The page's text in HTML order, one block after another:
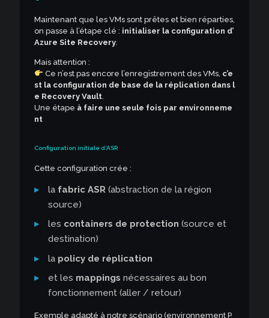
Maintenant que les VMs sont prêtes et bien réparties,
on passe à l’étape clé : initialiser la configuration d’
Azure Site Recovery
Mais attention :
Ce n’est pas encore l’enregistrement des VMs, c’e
st la configuration de base de la réplication dans l
e Recovery Vault
Une étape à faire une seule fois par environneme
nt
Configuration initiale d’ASR
Cette configuration crée :
la fabric ASR (abstraction de la région
source)
les containers de protection (source et
destination)
la policy de réplication
et les mappings nécessaires au bon
fonctionnement (aller / retour)
Exemple adapté à notre scénario (environnement P